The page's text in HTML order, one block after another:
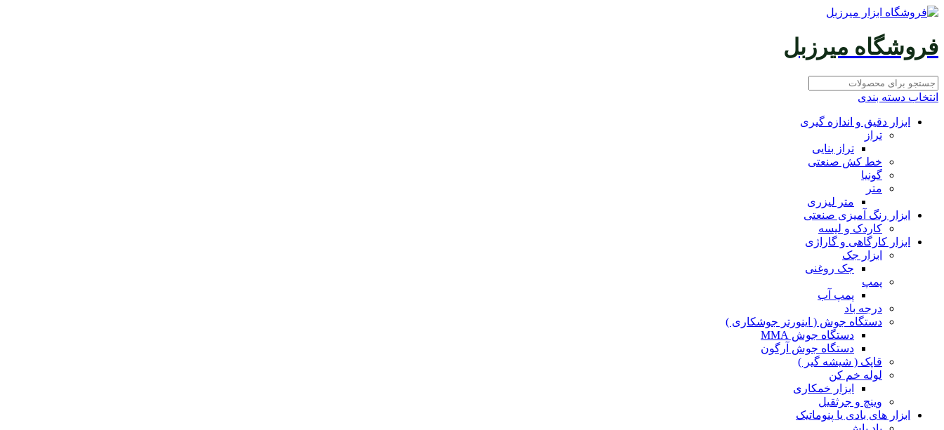
فروشگاه میرزبل
انتخاب دسته بندی
ابزار دقیق و اندازه گیری
تراز
تراز بنایی
خط کش صنعتی
گونیا
متر
متر لیزری
ابزار رنگ آمیزی صنعتی
کاردک و لیسه
ابزار کارگاهی و گاراژی
ابزار جک
جک روغنی
پمپ
پمپ آب
درجه باد
دستگاه جوش ( اینورتر جوشکاری )
دستگاه جوش MMA
دستگاه جوش آرگون
قاپک ( شیشه گیر )
لوله خم کن
ابزار خمکاری
وینچ و جرثقیل
ابزار های بادی یا پنوماتیک